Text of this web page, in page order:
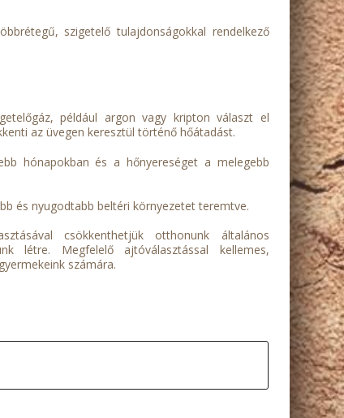
szigetelő tulajdonságokkal rendelkező
például argon vagy kripton választ el
az üvegen keresztül történő hőátadást.
hónapokban és a hőnyereséget a melegebb
és nyugodtabb beltéri környezetet teremtve.
csökkenthetjük otthonunk általános
létre. Megfelelő ajtóválasztással kellemes,
számára.